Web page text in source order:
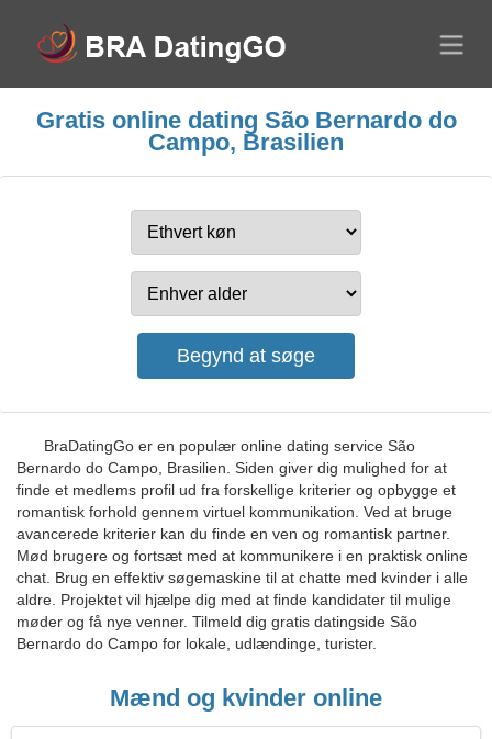
Gratis online dating São Bernardo do
Campo, Brasilien
BraDatingGo er en populær online dating service São
Bernardo do Campo, Brasilien. Siden giver dig mulighed for at
finde et medlems profil ud fra forskellige kriterier og opbygge et
romantisk forhold gennem virtuel kommunikation. Ved at bruge
avancerede kriterier kan du finde en ven og romantisk partner.
Mød brugere og fortsæt med at kommunikere i en praktisk online
chat. Brug en effektiv søgemaskine til at chatte med kvinder i alle
aldre. Projektet vil hjælpe dig med at finde kandidater til mulige
møder og få nye venner. Tilmeld dig gratis datingside São
Bernardo do Campo for lokale, udlændinge, turister.
Mænd og kvinder online